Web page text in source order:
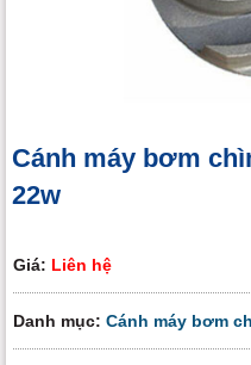
Cánh máy bơm
22w
Giá: Liên hệ
Danh mục: Cánh máy bơm